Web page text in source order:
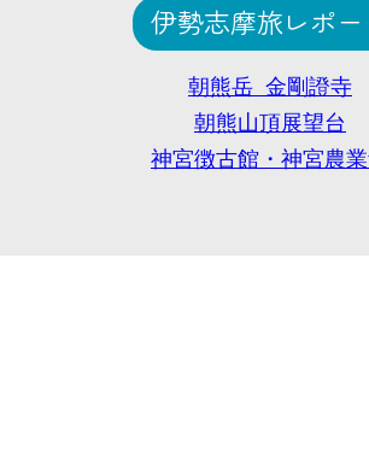
伊勢志摩旅レポー
朝熊岳 金剛證寺
朝熊山頂展望台
神宮徴古館・神宮農